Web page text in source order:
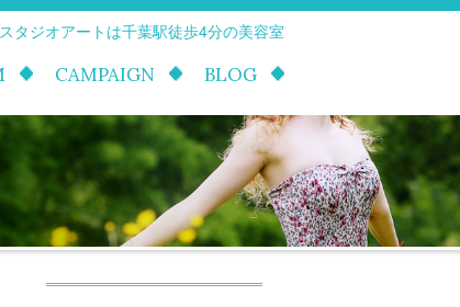
タジオアートは千葉駅徒歩4分の美容室
CAMPAIGN BLOG